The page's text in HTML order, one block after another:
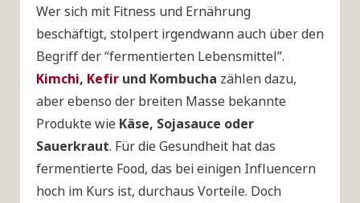
Wer sich mit Fitness und Ernährung
beschäftigt, stolpert irgendwann auch über den
Begriff der “fermentierten Lebensmittel”.
Kimchi, Kefir und Kombucha zählen dazu,
aber ebenso der breiten Masse bekannte
Produkte wie Käse, Sojasauce oder
Sauerkraut. Für die Gesundheit hat das
fermentierte Food, das bei einigen Influencern
hoch im Kurs ist, durchaus Vorteile. Doch